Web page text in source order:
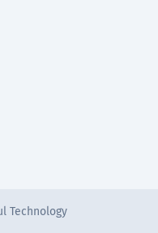
Technology